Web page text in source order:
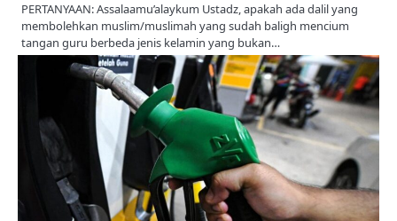
PERTANYAAN: Assalaamu’alaykum Ustadz, apakah ada dalil yang
membolehkan muslim/muslimah yang sudah baligh mencium
tangan guru berbeda jenis kelamin yang bukan…